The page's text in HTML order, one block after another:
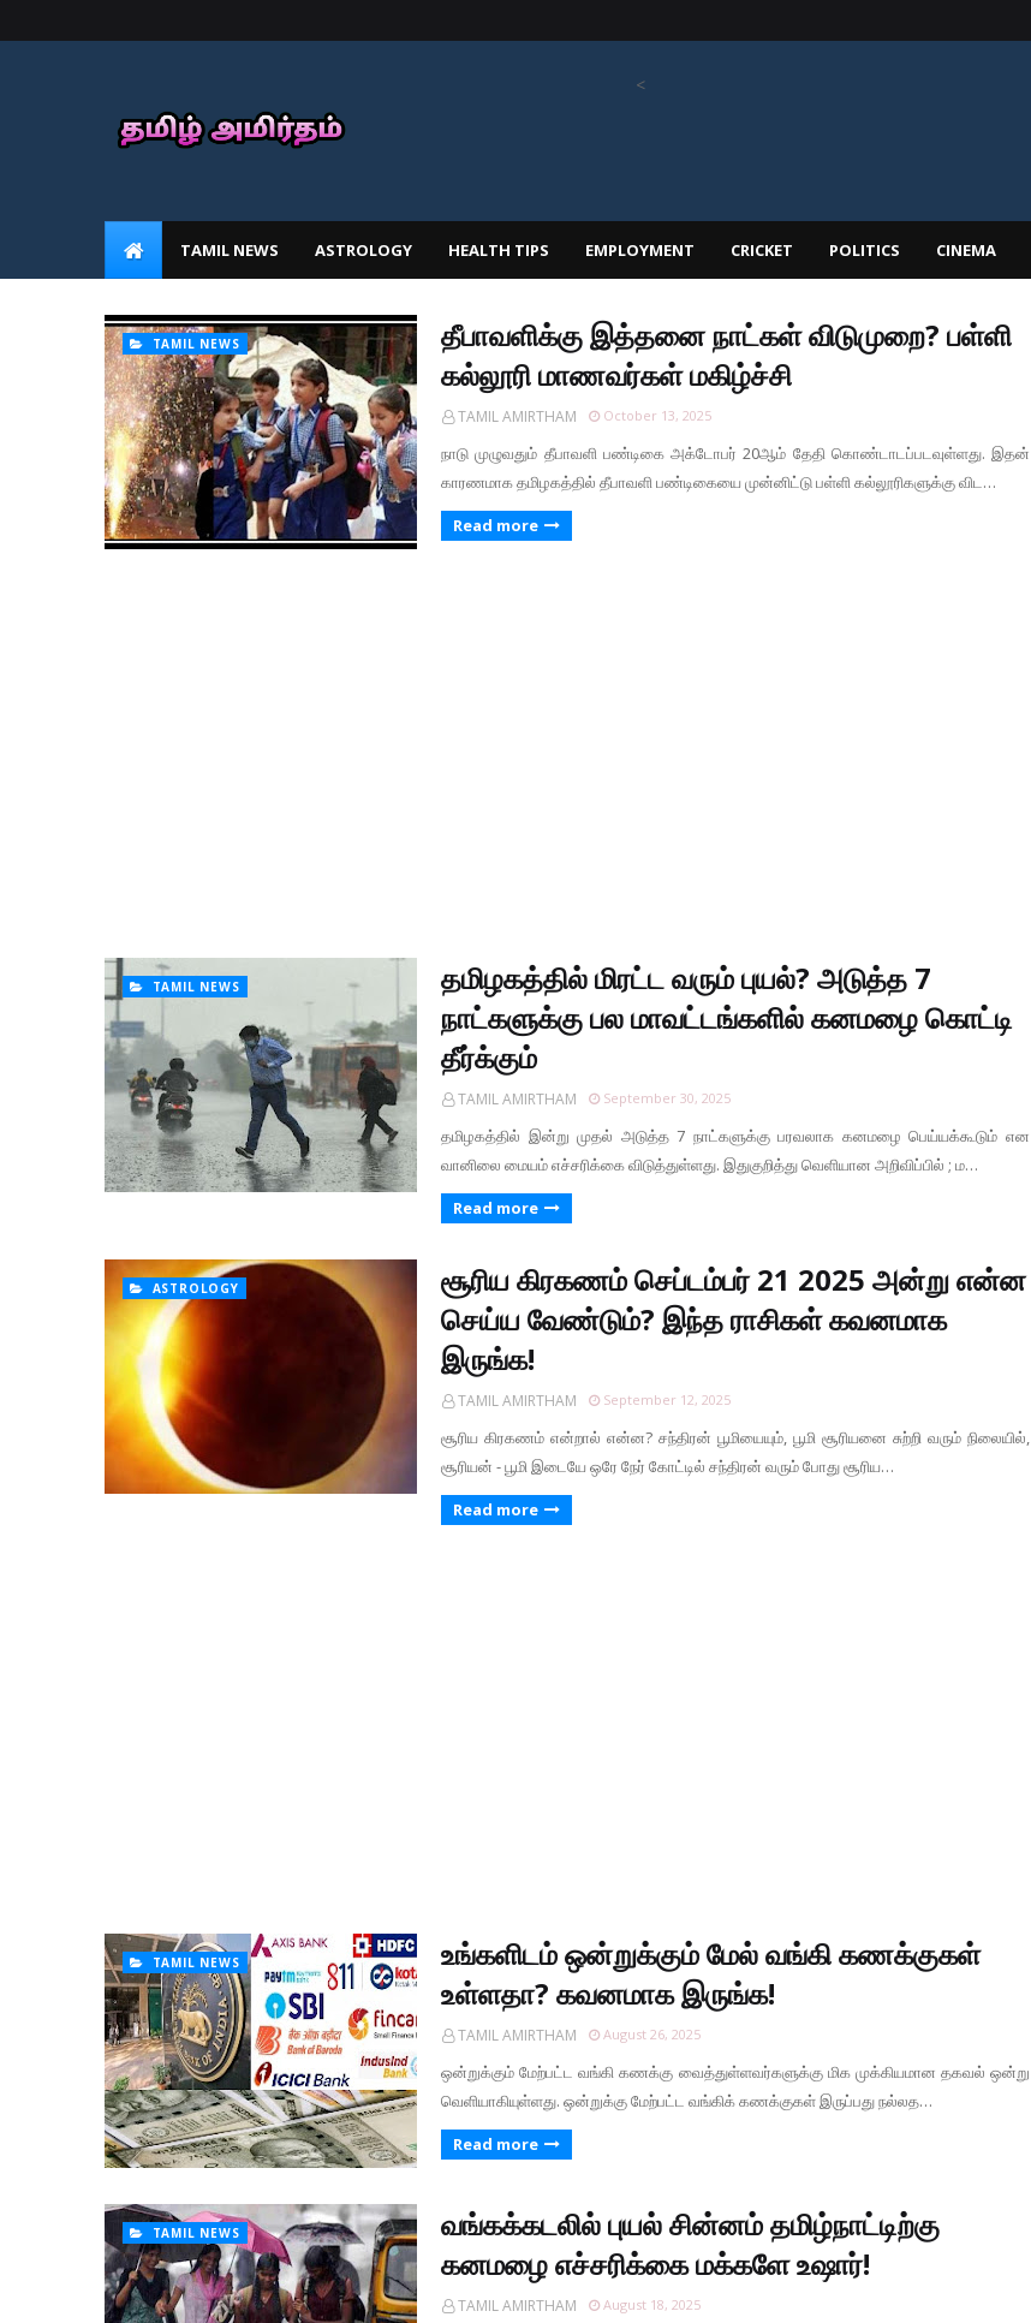
<
TAMIL NEWS ASTROLOGY HEALTH TIPS EMPLOYMENT CRICKET POLITICS CINEMA
TAMIL NEWS
தீபாவளிக்கு இத்தனை நாட்கள் விடுமுறை? பள்ளி
கல்லூரி மாணவர்கள் மகிழ்ச்சி
TAMIL AMIRTHAM October 13, 2025
நாடு முழுவதும் தீபாவளி பண்டிகை அக்டோபர் 20ஆம் தேதி கொண்டாடப்படவுள்ளது. இதன்
காரணமாக தமிழகத்தில் தீபாவளி பண்டிகையை முன்னிட்டு பள்ளி கல்லூரிகளுக்கு விட…
Read more
TAMIL NEWS
தமிழகத்தில் மிரட்ட வரும் புயல்? அடுத்த 7
நாட்களுக்கு பல மாவட்டங்களில் கனமழை கொட்டி
தீர்க்கும்
TAMIL AMIRTHAM September 30, 2025
தமிழகத்தில் இன்று முதல் அடுத்த 7 நாட்களுக்கு பரவலாக கனமழை பெய்யக்கூடும் என
வானிலை மையம் எச்சரிக்கை விடுத்துள்ளது. இதுகுறித்து வெளியான அறிவிப்பில் ; ம…
Read more
ASTROLOGY
சூரிய கிரகணம் செப்டம்பர் 21 2025 அன்று என்ன
செய்ய வேண்டும்? இந்த ராசிகள் கவனமாக
இருங்க!
TAMIL AMIRTHAM September 12, 2025
சூரிய கிரகணம் என்றால் என்ன? சந்திரன் பூமியையும், பூமி சூரியனை சுற்றி வரும் நிலையில்,
சூரியன் - பூமி இடையே ஒரே நேர் கோட்டில் சந்திரன் வரும் போது சூரிய…
Read more
TAMIL NEWS
உங்களிடம் ஒன்றுக்கும் மேல் வங்கி கணக்குகள்
உள்ளதா? கவனமாக இருங்க!
TAMIL AMIRTHAM August 26, 2025
ஒன்றுக்கும் மேற்பட்ட வங்கி கணக்கு வைத்துள்ளவர்களுக்கு மிக முக்கியமான தகவல் ஒன்று
வெளியாகியுள்ளது. ஒன்றுக்கு மேற்பட்ட வங்கிக் கணக்குகள் இருப்பது நல்லத…
Read more
TAMIL NEWS
வங்கக்கடலில் புயல் சின்னம் தமிழ்நாட்டிற்கு
கனமழை எச்சரிக்கை மக்களே உஷார்!
TAMIL AMIRTHAM August 18, 2025